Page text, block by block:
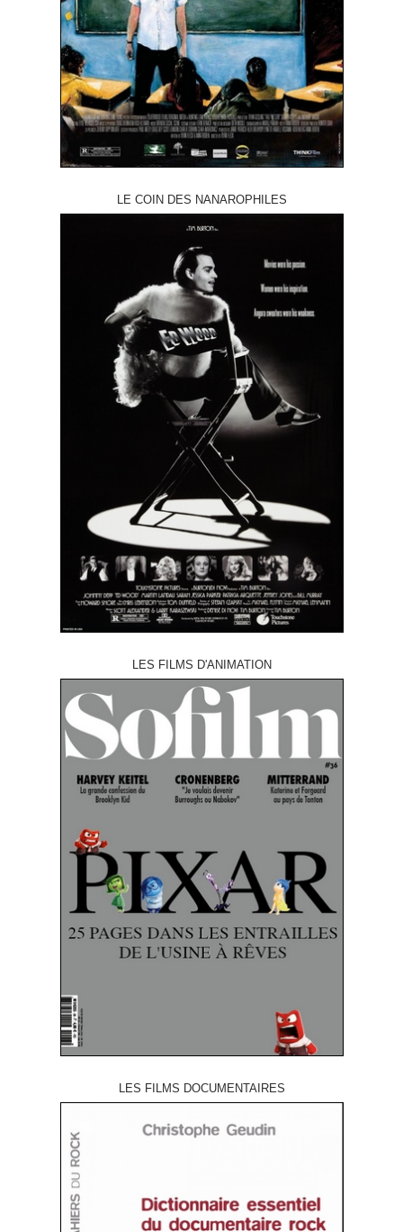
LE COIN DES NANAROPHILES
LES FILMS D'ANIMATION
LES FILMS DOCUMENTAIRES